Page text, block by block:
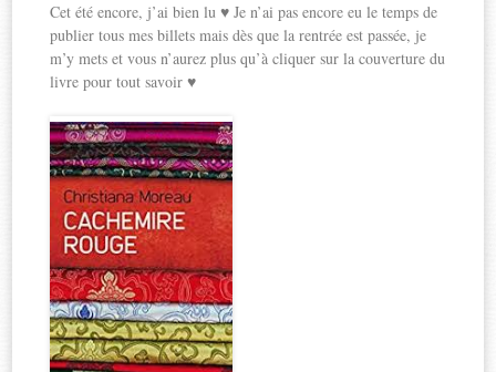
Cet été encore, j’ai bien lu ♥ Je n’ai pas encore eu le temps de
publier tous mes billets mais dès que la rentrée est passée, je
m’y mets et vous n’aurez plus qu’à cliquer sur la couverture du
livre pour tout savoir ♥